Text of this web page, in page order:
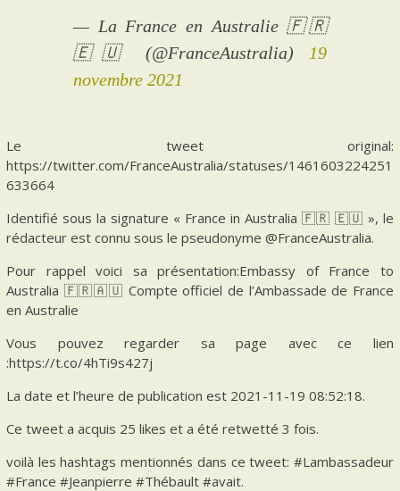
— La France en Australie 🇫🇷
🇪🇺 (@FranceAustralia) 19
novembre 2021
Le tweet original:
https://twitter.com/FranceAustralia/statuses/1461603224251
633664
Identifié sous la signature « France in Australia 🇫🇷 🇪🇺 », le
rédacteur est connu sous le pseudonyme @FranceAustralia.
Pour rappel voici sa présentation:Embassy of France to
Australia 🇫🇷🇦🇺 Compte officiel de l’Ambassade de France
en Australie
Vous pouvez regarder sa page avec ce lien
:https://t.co/4hTi9s427j
La date et l’heure de publication est 2021-11-19 08:52:18.
Ce tweet a acquis 25 likes et a été retwetté 3 fois.
voilà les hashtags mentionnés dans ce tweet: #Lambassadeur
#France #Jeanpierre #Thébault #avait.